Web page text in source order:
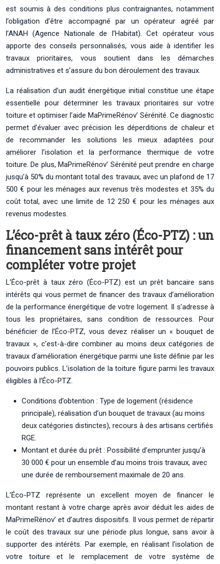
est soumis à des conditions plus contraignantes, notamment
l’obligation d’être accompagné par un opérateur agréé par
l’ANAH (Agence Nationale de l’Habitat). Cet opérateur vous
apporte des conseils personnalisés, vous aide à identifier les
travaux prioritaires, vous soutient dans les démarches
administratives et s’assure du bon déroulement des travaux.
La réalisation d’un audit énergétique initial constitue une étape
essentielle pour déterminer les travaux prioritaires sur votre
toiture et optimiser l’aide MaPrimeRénov’ Sérénité. Ce diagnostic
permet d’évaluer avec précision les déperditions de chaleur et
de recommander les solutions les mieux adaptées pour
améliorer l’isolation et la performance thermique de votre
toiture. De plus, MaPrimeRénov’ Sérénité peut prendre en charge
jusqu’à 50% du montant total des travaux, avec un plafond de 17
500 € pour les ménages aux revenus très modestes et 35% du
coût total, avec une limite de 12 250 € pour les ménages aux
revenus modestes.
L’éco-prêt à taux zéro (Éco-PTZ) : un
financement sans intérêt pour
compléter votre projet
L’Éco-prêt à taux zéro (Éco-PTZ) est un prêt bancaire sans
intérêts qui vous permet de financer des travaux d’amélioration
de la performance énergétique de votre logement. Il s’adresse à
tous les propriétaires, sans condition de ressources. Pour
bénéficier de l’Éco-PTZ, vous devez réaliser un « bouquet de
travaux », c’est-à-dire combiner au moins deux catégories de
travaux d’amélioration énergétique parmi une liste définie par les
pouvoirs publics. L’isolation de la toiture figure parmi les travaux
éligibles à l’Éco-PTZ.
Conditions d’obtention : Type de logement (résidence
principale), réalisation d’un bouquet de travaux (au moins
deux catégories distinctes), recours à des artisans certifiés
RGE.
Montant et durée du prêt : Possibilité d’emprunter jusqu’à
30 000 € pour un ensemble d’au moins trois travaux, avec
une durée de remboursement maximale de 20 ans.
L’Éco-PTZ représente un excellent moyen de financer le
montant restant à votre charge après avoir déduit les aides de
MaPrimeRénov’ et d’autres dispositifs. Il vous permet de répartir
le coût des travaux sur une période plus longue, sans avoir à
supporter des intérêts. Par exemple, en réalisant l’isolation de
votre toiture et le remplacement de votre système de